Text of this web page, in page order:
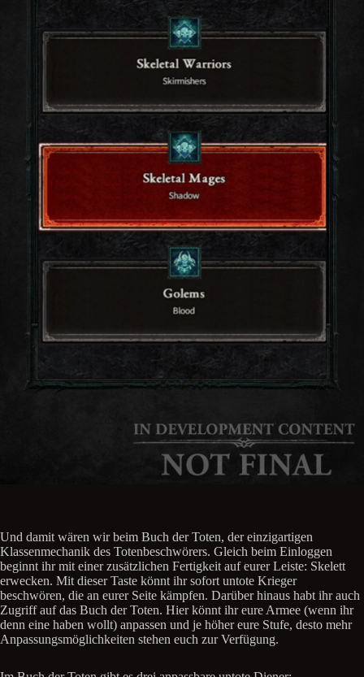
Und damit wären wir beim Buch der Toten, der einzigartigen
Klassenmechanik des Totenbeschwörers. Gleich beim Einloggen
beginnt ihr mit einer zusätzlichen Fertigkeit auf eurer Leiste: Skelett
erwecken. Mit dieser Taste könnt ihr sofort untote Krieger
beschwören, die an eurer Seite kämpfen. Darüber hinaus habt ihr auch
Zugriff auf das Buch der Toten. Hier könnt ihr eure Armee (wenn ihr
denn eine haben wollt) anpassen und je höher eure Stufe, desto mehr
Anpassungsmöglichkeiten stehen euch zur Verfügung.